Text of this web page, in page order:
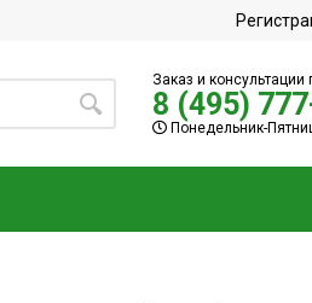
Заказ и консультации
8 (495)
Понедельник-